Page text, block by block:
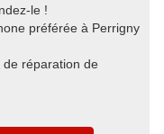
le !
préférée à Perrigny
réparation de